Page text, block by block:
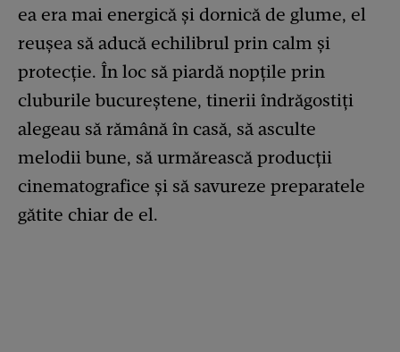
ea era mai energică și dornică de glume, el
reușea să aducă echilibrul prin calm și
protecție. În loc să piardă nopțile prin
cluburile bucureștene, tinerii îndrăgostiți
alegeau să rămână în casă, să asculte
melodii bune, să urmărească producții
cinematografice și să savureze preparatele
gătite chiar de el.